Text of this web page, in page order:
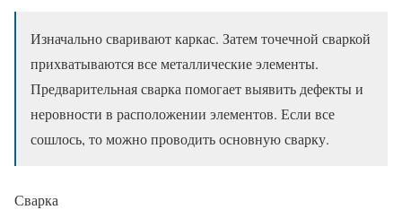
Изначально сваривают каркас. Затем точечной сваркой
прихватываются все металлические элементы.
Предварительная сварка помогает выявить дефекты и
неровности в расположении элементов. Если все
сошлось, то можно проводить основную сварку.
Сварка